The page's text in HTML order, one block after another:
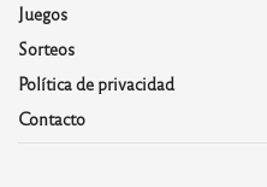
Juegos
Sorteos
Política de privacidad
Contacto